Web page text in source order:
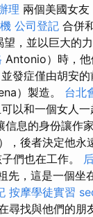
理 兩個美國女
公司登記 合併
，並以巨大的
Antonio）時，
並發症僅由胡安
）製造。 台北
以和一個女人一
息的身份讓作
，後者決定他永
們也在工作。
先，這是一個坐
按摩學徒實習
尋找與他們的朋